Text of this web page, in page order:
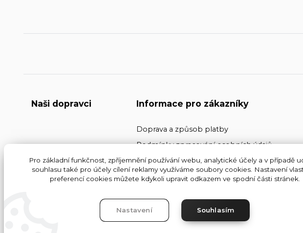
Naši dopravci Informace pro zákazníky
Doprava a způsob platby
Podmínky zpracování osobních údajů
Kontakty
Obchodní podmínky
Pro základní funkčnost, zpříjemnění používání webu, analytické účely a v případě
souhlasu také pro účely cílení reklamy využíváme soubory cookies. Nastavení
preferencí cookies můžete kdykoli upravit odkazem ve spodní části stránek.
Nastavení Souhlasím